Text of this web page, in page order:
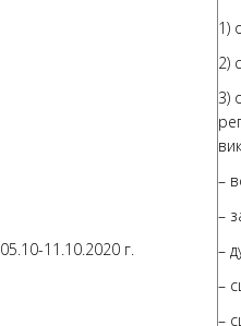
05.10-11.10.2020 г.
1)
2)
3)
–
–
–
–
–